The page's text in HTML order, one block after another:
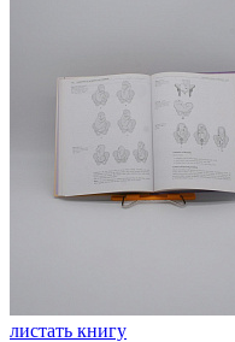
листать книгу